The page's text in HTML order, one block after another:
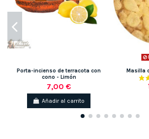
Porta-incienso de terracota con
cono - Limón
7,00 €
Añadir al carrito
Masilla